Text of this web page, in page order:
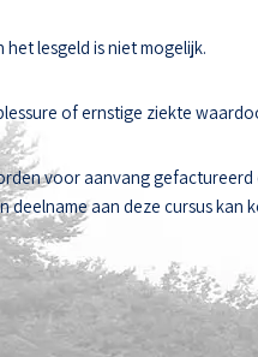
het lesgeld is niet mogelijk.
of ernstige ziekte
voor aanvang
deelname aan deze cursus